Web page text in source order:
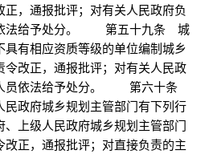
，通报批评；对有关人民政府负
依法给予处分。 第五十九条 城
具有相应资质等级的单位编制城乡
改正，通报批评；对有关人民政
人员依法给予处分。 第六十条
政府城乡规划主管部门有下列行
上级人民政府城乡规划主管部门
正，通报批评；对直接负责的主